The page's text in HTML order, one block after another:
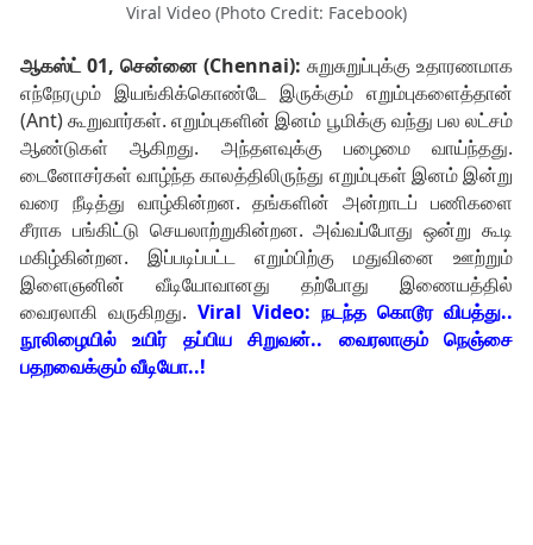
Viral Video (Photo Credit: Facebook)
ஆகஸ்ட் 01, சென்னை (Chennai): சுறுசுறுப்புக்கு உதாரணமாக
எந்நேரமும் இயங்கிக்கொண்டே இருக்கும் எறும்புகளைத்தான்
(Ant) கூறுவார்கள். எறும்புகளின் இனம் பூமிக்கு வந்து பல லட்சம்
ஆண்டுகள் ஆகிறது. அந்தளவுக்கு பழைமை வாய்ந்தது.
டைனோசர்கள் வாழ்ந்த காலத்திலிருந்து எறும்புகள் இனம் இன்று
வரை நீடித்து வாழ்கின்றன. தங்களின் அன்றாடப் பணிகளை
சீராக பங்கிட்டு செயலாற்றுகின்றன. அவ்வப்போது ஒன்று கூடி
மகிழ்கின்றன. இப்படிப்பட்ட எறும்பிற்கு மதுவினை ஊற்றும்
இளைஞனின் வீடியோவானது தற்போது இணையத்தில்
வைரலாகி வருகிறது. Viral Video: நடந்த கொடூர விபத்து..
நூலிழையில் உயிர் தப்பிய சிறுவன்.. வைரலாகும் நெஞ்சை
பதறவைக்கும் வீடியோ..!